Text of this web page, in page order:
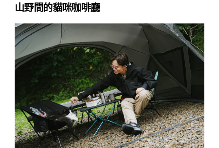
山野間的貓咪咖啡廳